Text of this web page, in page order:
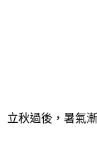
立秋過後，暑氣